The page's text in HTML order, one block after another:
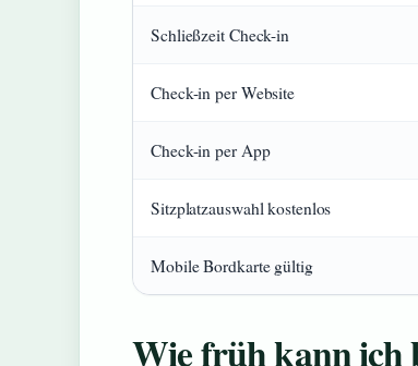
Schließzeit Check-in
Check-in per Website
Check-in per App
Sitzplatzauswahl kostenlos
Mobile Bordkarte gültig
Wie früh kann ich